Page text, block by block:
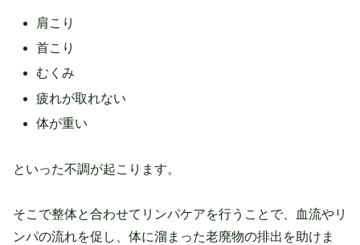
肩こり
首こり
むくみ
疲れが取れない
体が重い
といった不調が起こります。
そこで整体と合わせてリンパケアを行うことで、血流やリ
ンパの流れを促し、体に溜まった老廃物の排出を助けま